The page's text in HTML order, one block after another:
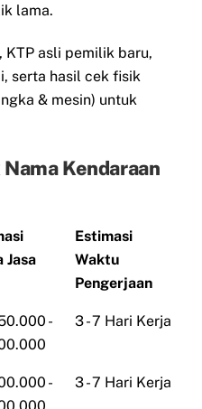
lama.
KTP asli pemilik baru,
serta hasil cek fisik
& mesin) untuk
Kendaraan
Jasa
Estimasi
Waktu
Pengerjaan
-
3 - 7 Hari Kerja
-
3 - 7 Hari Kerja